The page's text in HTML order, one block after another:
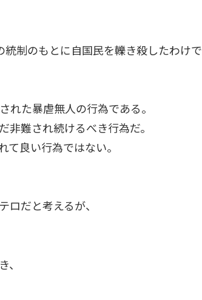
統制のもとに自国民を轢き殺したわけで
れた暴虐無人の行為である。
難され続けるべき行為だ。
良い行為ではない。
だと考えるが、